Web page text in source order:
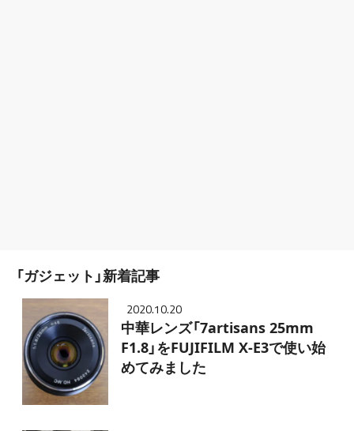
「ガジェット」新着記事
2020.10.20
中華レンズ「7artisans 25mm
F1.8」をFUJIFILM X-E3で使い始
めてみました